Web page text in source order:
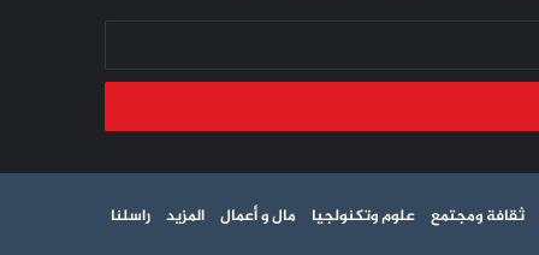
ثقافة ومجتمع علوم وتكنولجيا مال و أعمال المزيد راسلنا